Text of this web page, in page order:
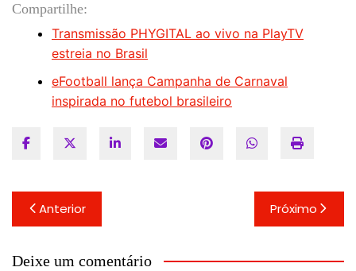
Compartilhe:
Transmissão PHYGITAL ao vivo na PlayTV
estreia no Brasil
eFootball lança Campanha de Carnaval
inspirada no futebol brasileiro
Navegação
de
Post
Anterior Próximo
Deixe um comentário